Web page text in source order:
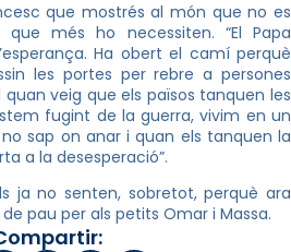
que mostrés al món que no es
més ho necessiten. “El Papa
Ha obert el camí perquè
les portes per rebre a persones
veig que els països tanquen les
fugint de la guerra, vivim en un
sap on anar i quan els tanquen la
a la desesperació”.
ja no senten, sobretot, perquè ara
pau per als petits Omar i Massa.